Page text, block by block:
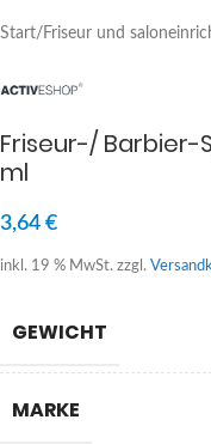
Start/ Friseur und
Friseur-/ Barbier-
ml
3,64 €
inkl. 19 % MwSt. zzgl.
GEWICHT
MARKE